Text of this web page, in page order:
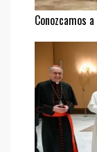
Conozcamos